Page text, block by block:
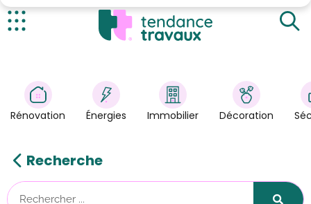
Énergies
Immobilier
Rénovation Énergies Immobilier Décoration
Recherche
Qu’est-ce que l’éco-prêt à taux zéro ?
Les entreprises responsabilisées
Les travaux induits inclus